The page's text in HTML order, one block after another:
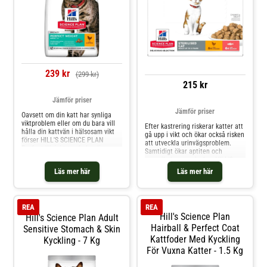
239 kr (299 kr)
Läs mer här
Jämför priser
Oavsett om din katt har synliga
viktproblem eller om du bara vill
hålla din kattvän i hälsosam vikt
förser HILL'S SCIENCE PLAN
banbrytande näring för
vikthantering. Med läckra smaker
hjälper detta foder din katt att
långsiktigt stöd för vikthantering.
Detta kattfoder är gjort med
högkvalitativa ingredienser och
erbjuder protein av hög kvalitet
som hjälper till att hålla din katt
nöjd mellan måltiderna, medan
215 kr
Läs mer här
Jämför priser
Efter kastrering riskerar katter att
gå upp i vikt och ökar också risken
att utveckla urinvägsproblem.
Samtidigt ökar aptiten och
energibehoven minskar. HILL'S
SCIENCE PLAN Sterilised Cat
Adult erbjuder en unik
sammansättning för vikthantering
slank.
Hill's Science Plan Adult
Sensitive Stomach & Skin
Kyckling - 7 Kg
REA
Hill's Science Plan
Hairball & Perfect Coat
Kattfoder Med Kyckling
För Vuxna Katter - 1.5 Kg
REA